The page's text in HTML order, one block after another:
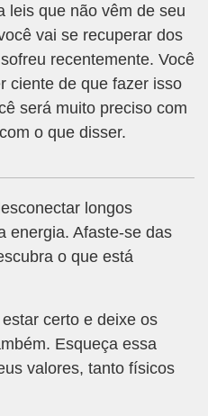
leis que não vêm de seu
vai se recuperar dos
recentemente. Você
ciente de que fazer isso
será muito preciso com
o que disser.
longos
energia. Afaste-se das
o que está
certo e deixe os
Esqueça essa
valores, tanto físicos